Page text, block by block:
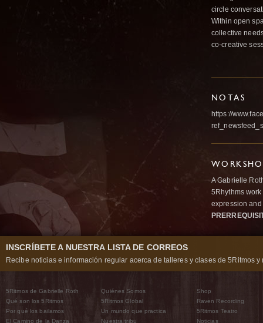
circle
Within open
collective
co-creative
NOTAS
https://
A Gabrielle
5Rhythms
expression
INSCRÍBETE A NUESTRA LISTA DE CORREOS
Recibe noticias e información regular acerca de talleres y clases de 5Ritmos y
5Ritmos de Gabrielle Roth
Qué son los 5Ritmos
Por qué los bailamos
El Camino de la Danza
Quiénes Somos
5Ritmos Global
Un mundo que practica
Nuestra tribu
Shop
Raven Recording
5Ritmos Teatro
Noticias